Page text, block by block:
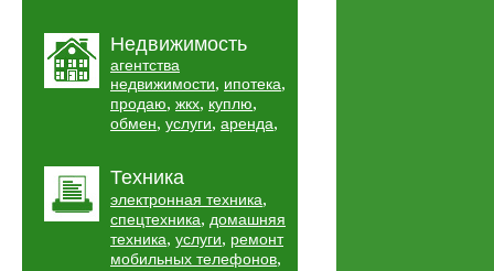
Недвижимость
агентства
недвижимости, ипотека,
продаю, жкх, куплю,
обмен, услуги, аренда,
Техника
электронная техника,
спецтехника, домашняя
техника, услуги, ремонт
мобильных телефонов,